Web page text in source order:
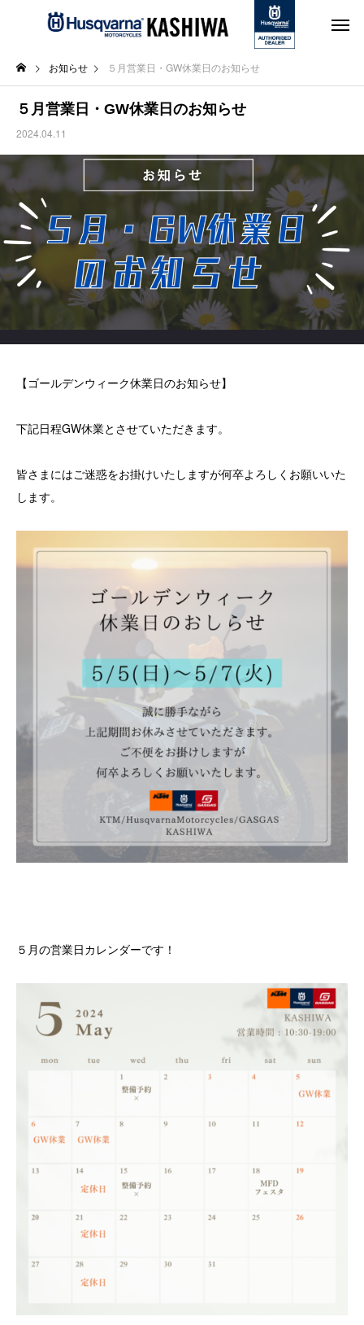
お知らせ ５月営業日・GW休業日のお知らせ
５月営業日・GW休業日のお知らせ
2024.04.11
【ゴールデンウィーク休業日のお知らせ】
下記日程GW休業とさせていただきます。
皆さまにはご迷惑をお掛けいたしますが何卒よろしくお願いいた
します。
５月の営業日カレンダーです！